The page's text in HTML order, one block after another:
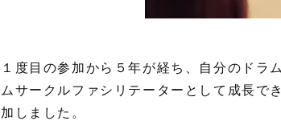
１度目の参加から５年が経ち、自分のドラ
ムサークルファシリテーターとして成長で
加しました。